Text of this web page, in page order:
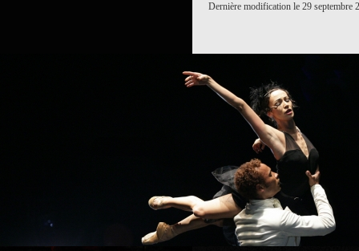
Dernière modification le 29 septembre
PROJECT /
FAUN